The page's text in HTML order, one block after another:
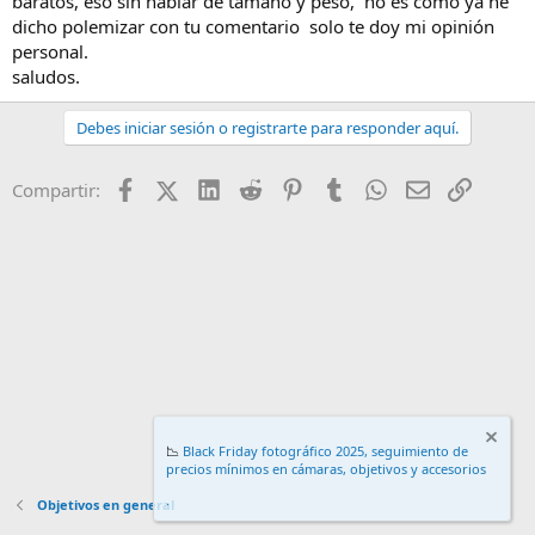
dicho polemizar con tu comentario solo te doy mi opinión
personal.
saludos.
Debes iniciar sesión o registrarte para responder aquí.
Compartir: FacebookX (Twitter)
LinkedIn
Reddit PinterestTumblr WhatsApp
EmailEnlace
Objetivos en general
📉 Black Friday fotográfico 2025, seguimiento de
precios mínimos en cámaras, objetivos y accesorios
.